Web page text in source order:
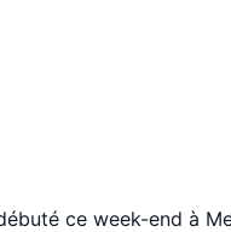
ce week-end à